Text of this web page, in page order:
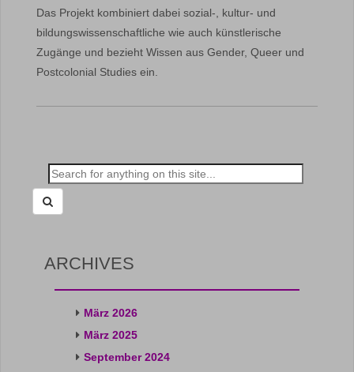
Das Projekt kombiniert dabei sozial-, kultur- und
bildungswissenschaftliche wie auch künstlerische
Zugänge und bezieht Wissen aus Gender, Queer und
Postcolonial Studies ein.
Search
for:
ARCHIVES
März 2026
März 2025
September 2024